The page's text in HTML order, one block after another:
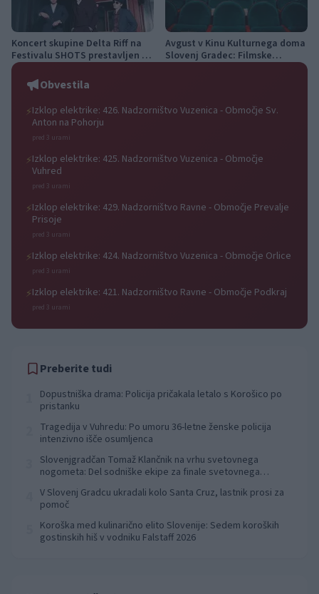
Koncert skupine Delta Riff na
Festivalu SHOTS prestavljen na
jutri
Avgust v Kinu Kulturnega doma
Slovenj Gradec: Filmske
Obvestila
⚡Izklop elektrike: 426. Nadzorništvo Vuzenica - Območje Sv.
Anton na Pohorju
pred 3 urami
⚡Izklop elektrike: 425. Nadzorništvo Vuzenica - Območje
Vuhred
pred 3 urami
⚡Izklop elektrike: 429. Nadzorništvo Ravne - Območje Prevalje
Prisoje
pred 3 urami
⚡Izklop elektrike: 424. Nadzorništvo Vuzenica - Območje Orlice
pred 3 urami
⚡Izklop elektrike: 421. Nadzorništvo Ravne - Območje Podkraj
pred 3 urami
Preberite tudi
Dopustniška drama: Policija pričakala letalo s Korošico po
pristanku
Tragedija v Vuhredu: Po umoru 36-letne ženske policija
intenzivno išče osumljenca
Slovenjgradčan Tomaž Klančnik na vrhu svetovnega
nogometa: Del sodniške ekipe za finale svetovnega
V Slovenj Gradcu ukradali kolo Santa Cruz, lastnik prosi za
pomoč
Koroška med kulinarično elito Slovenije: Sedem koroških
gostinskih hiš v vodniku Falstaff 2026